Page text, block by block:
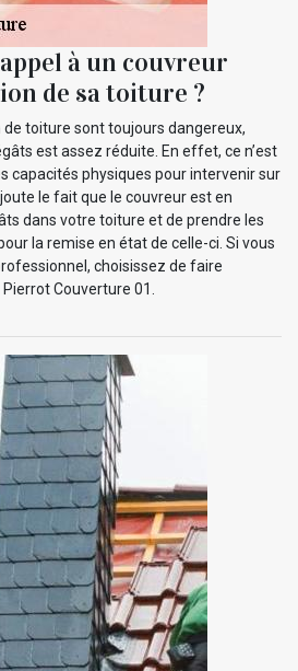
à un couvreur
de sa toiture ?
de toiture sont toujours dangereux,
est assez réduite. En effet, ce n’est
capacités physiques pour intervenir sur
le fait que le couvreur est en
dans votre toiture et de prendre les
la remise en état de celle-ci. Si vous
choisissez de faire
Couverture 01.